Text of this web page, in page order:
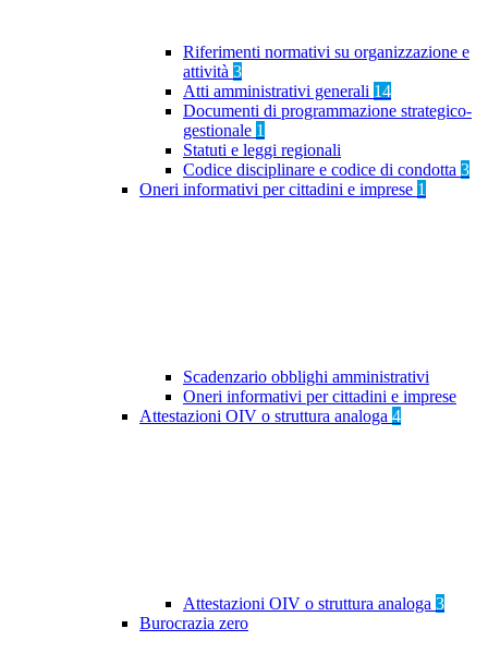
Riferimenti normativi su organizzazione e
attività 3
Atti amministrativi generali 14
Documenti di programmazione strategico-
gestionale 1
Statuti e leggi regionali
Codice disciplinare e codice di condotta 3
Oneri informativi per cittadini e imprese 1
Scadenzario obblighi amministrativi
Oneri informativi per cittadini e imprese
Attestazioni OIV o struttura analoga 4
Attestazioni OIV o struttura analoga 3
Burocrazia zero